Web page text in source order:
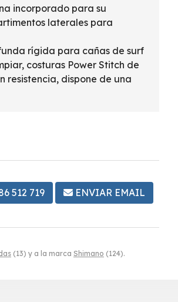
(13) y a la marca Shimano (124).
incorporado para su
laterales para
rígida para cañas de surf
costuras Power Stitch de
dispone de una
512 719 ENVIAR EMAIL